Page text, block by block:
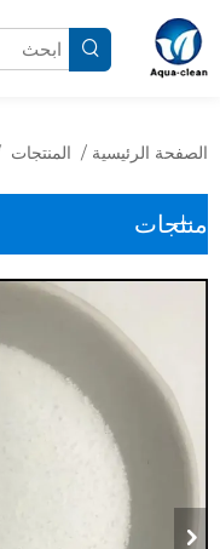
الصفحة الرئيسية / المنتجات
منتجات